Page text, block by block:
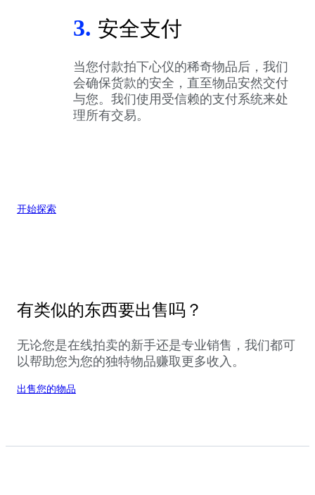
3. 安全支付
当您付款拍下心仪的稀奇物品后，我们
会确保货款的安全，直至物品安然交付
与您。我们使用受信赖的支付系统来处
理所有交易。
开始探索
有类似的东西要出售吗？
无论您是在线拍卖的新手还是专业销售，我们都可
以帮助您为您的独特物品赚取更多收入。
出售您的物品